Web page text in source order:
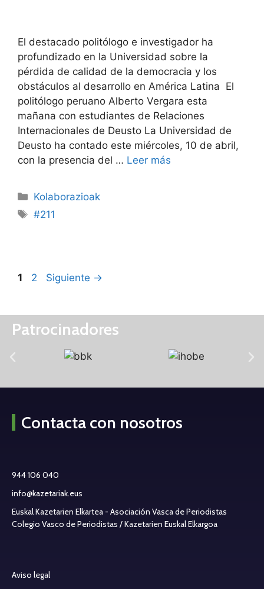
El destacado politólogo e investigador ha
profundizado en la Universidad sobre la
pérdida de calidad de la democracia y los
obstáculos al desarrollo en América Latina El
politólogo peruano Alberto Vergara esta
mañana con estudiantes de Relaciones
Internacionales de Deusto La Universidad de
Deusto ha contado este miércoles, 10 de abril,
con la presencia del … Leer más
Kolaborazioak
#211
1 2 Siguiente →
Patrocinadores
Contacta con nosotros
944 106 040
info@kazetariak.eus
Euskal Kazetarien Elkartea - Asociación Vasca de Periodistas
Colegio Vasco de Periodistas / Kazetarien Euskal Elkargoa
Aviso legal